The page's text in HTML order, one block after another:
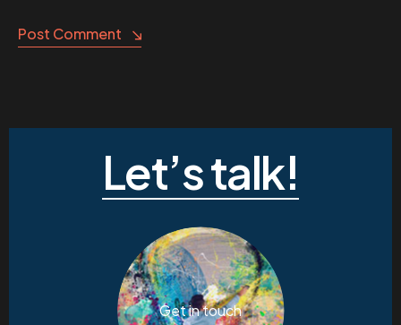
Post Comment
Let’s talk!
Get in touch